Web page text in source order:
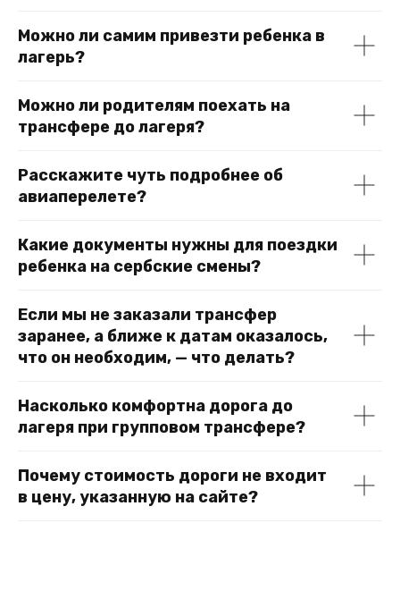
Можно ли самим привезти ребенка в
лагерь?
Можно ли родителям поехать на
трансфере до лагеря?
Расскажите чуть подробнее об
авиаперелете?
Какие документы нужны для поездки
ребенка на сербские смены?
Если мы не заказали трансфер
заранее, а ближе к датам оказалось,
что он необходим, — что делать?
Насколько комфортна дорога до
лагеря при групповом трансфере?
Почему стоимость дороги не входит
в цену, указанную на сайте?